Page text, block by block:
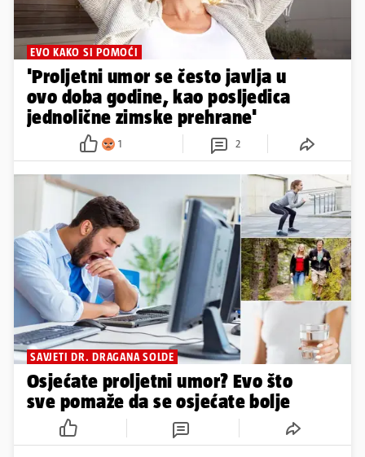
EVO KAKO SI POMOĆI
'Proljetni umor se često javlja u
ovo doba godine, kao posljedica
jednolične zimske prehrane'
1 2
SAVJETI DR. DRAGANA SOLDE
Osjećate proljetni umor? Evo što
sve pomaže da se osjećate bolje